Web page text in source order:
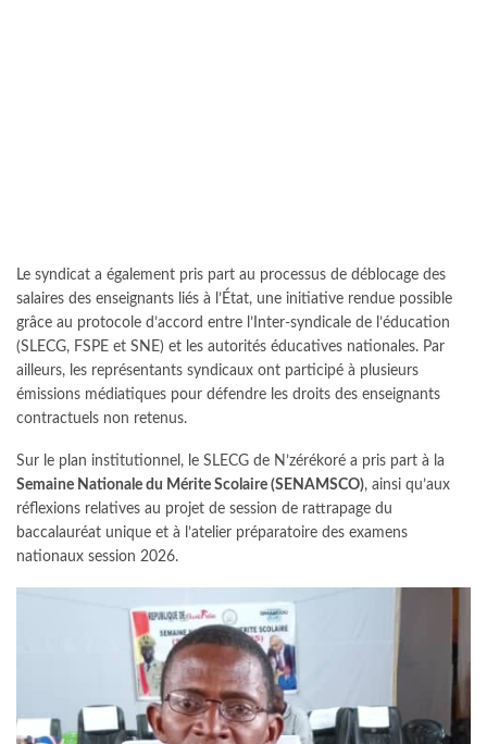
Le syndicat a également pris part au processus de déblocage des
salaires des enseignants liés à l’État, une initiative rendue possible
grâce au protocole d’accord entre l’Inter-syndicale de l’éducation
(SLECG, FSPE et SNE) et les autorités éducatives nationales. Par
ailleurs, les représentants syndicaux ont participé à plusieurs
émissions médiatiques pour défendre les droits des enseignants
contractuels non retenus.
Sur le plan institutionnel, le SLECG de N’zérékoré a pris part à la
Semaine Nationale du Mérite Scolaire (SENAMSCO), ainsi qu’aux
réflexions relatives au projet de session de rattrapage du
baccalauréat unique et à l’atelier préparatoire des examens
nationaux session 2026.